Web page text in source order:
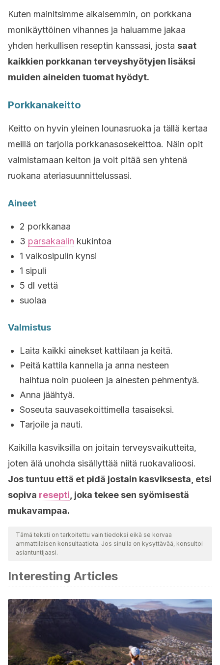
Kuten mainitsimme aikaisemmin, on porkkana
monikäyttöinen vihannes ja haluamme jakaa
yhden herkullisen reseptin kanssasi, josta saat
kaikkien porkkanan terveyshyötyjen lisäksi
muiden aineiden tuomat hyödyt.
Porkkanakeitto
Keitto on hyvin yleinen lounasruoka ja tällä kertaa
meillä on tarjolla porkkanasosekeittoa. Näin opit
valmistamaan keiton ja voit pitää sen yhtenä
ruokana ateriasuunnittelussasi.
Aineet
2 porkkanaa
3 parsakaalin kukintoa
1 valkosipulin kynsi
1 sipuli
5 dl vettä
suolaa
Valmistus
Laita kaikki ainekset kattilaan ja keitä.
Peitä kattila kannella ja anna nesteen
haihtua noin puoleen ja ainesten pehmentyä.
Anna jäähtyä.
Soseuta sauvasekoittimella tasaiseksi.
Tarjoile ja nauti.
Kaikilla kasviksilla on joitain terveysvaikutteita,
joten älä unohda sisällyttää niitä ruokavalioosi.
Jos tuntuu että et pidä jostain kasviksesta, etsi
sopiva resepti , joka tekee sen syömisestä
mukavampaa.
Tämä teksti on tarkoitettu vain tiedoksi eikä se korvaa
ammattilaisen konsultaatiota. Jos sinulla on kysyttävää, konsultoi
asiantuntijaasi.
Interesting Articles